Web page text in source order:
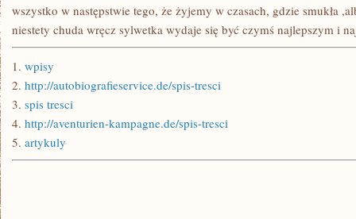
wszystko w następstwie tego, że żyjemy w czasach, gdzie smukła
niestety chuda wręcz sylwetka wydaje się być czymś najlepszym i
1. wpisy
2. http://autobiografieservice.de/spis-tresci
3. spis tresci
4. http://aventurien-kampagne.de/spis-tresci
5. artykuly